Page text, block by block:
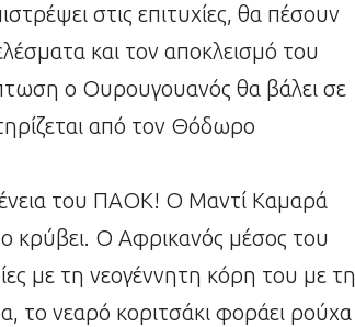
στις επιτυχίες, θα πέσουν
και τον αποκλεισμό του
ο Ουρουγουανός θα βάλει σε
από τον Θόδωρο
του ΠΑΟΚ! Ο Μαντί Καμαρά
κρύβει. Ο Αφρικανός μέσος του
με τη νεογέννητη κόρη του με τη
το νεαρό κοριτσάκι φοράει ρούχα